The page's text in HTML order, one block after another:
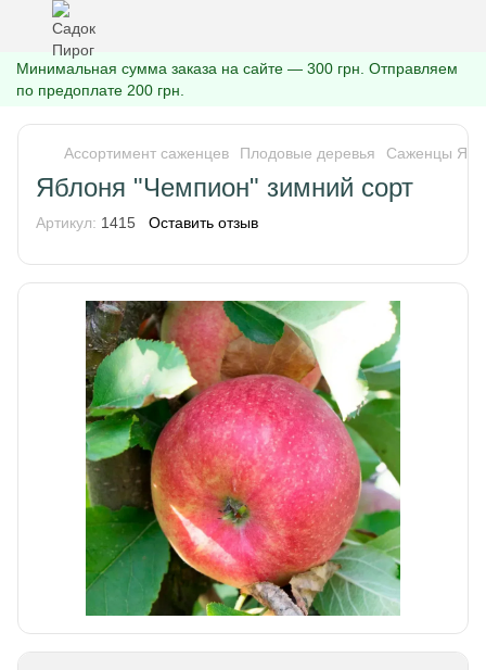
Минимальная сумма заказа на сайте — 300 грн. Отправляем
по предоплате 200 грн.
Ассортимент саженцев Плодовые деревья Саженцы
Яблоня "Чемпион" зимний сорт
Артикул: 1415 Оставить отзыв